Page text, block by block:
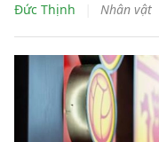
Đức Thịnh
Nhân vật